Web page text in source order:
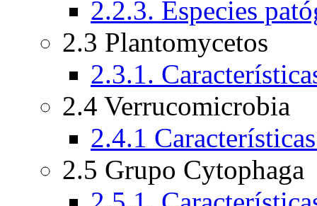
2.2.3. Especies
2.3 Plantomycetos
2.3.1.
2.4 Verrucomicrobia
2.4.1
2.5 Grupo Cytophaga